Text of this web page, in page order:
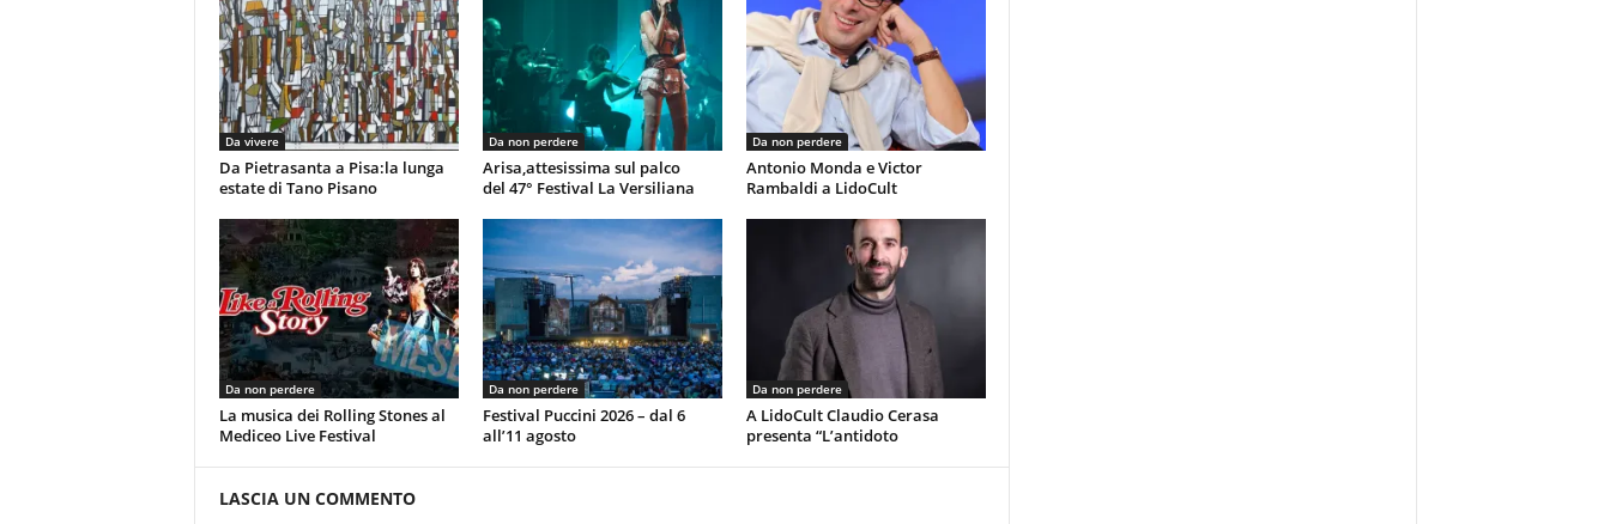
Da vivere
Da Pietrasanta a Pisa:la lunga
estate di Tano Pisano
Da non perdere
Arisa,attesissima sul palco
del 47° Festival La Versiliana
Da non perdere
Antonio Monda e Victor
Rambaldi a LidoCult
Da non perdere
La musica dei Rolling Stones al
Mediceo Live Festival
Da non perdere
Festival Puccini 2026 – dal 6
all’11 agosto
Da non perdere
A LidoCult Claudio Cerasa
presenta “L’antidoto
LASCIA UN COMMENTO